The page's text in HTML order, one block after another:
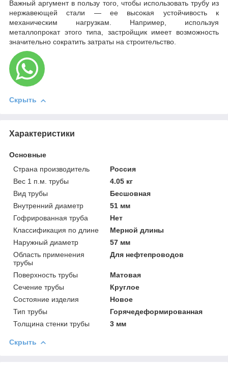
Важный аргумент в пользу того, чтобы использовать трубу из
нержавеющей стали — ее высокая устойчивость к
механическим нагрузкам. Например, используя
металлопрокат этого типа, застройщик имеет возможность
значительно сократить затраты на строительство.
Скрыть
Характеристики
Основные
Страна производитель
Россия
Вес 1 п.м. трубы
4.05 кг
Вид трубы
Бесшовная
Внутренний диаметр
51 мм
Гофрированная труба
Нет
Классификация по длине
Мерной длины
Наружный диаметр
57 мм
Область применения
трубы
Для нефтепроводов
Поверхность трубы
Матовая
Сечение трубы
Круглое
Состояние изделия
Новое
Тип трубы
Горячедеформированная
Толщина стенки трубы
3 мм
Скрыть